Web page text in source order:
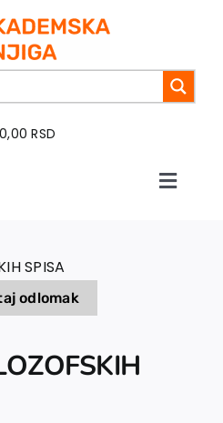
0,00 RSD
Toggle
odlomak